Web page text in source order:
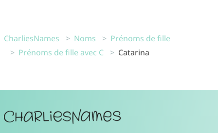
CharliesNames Noms
Prénoms de fille
Prénoms de fille avec C
Catarina